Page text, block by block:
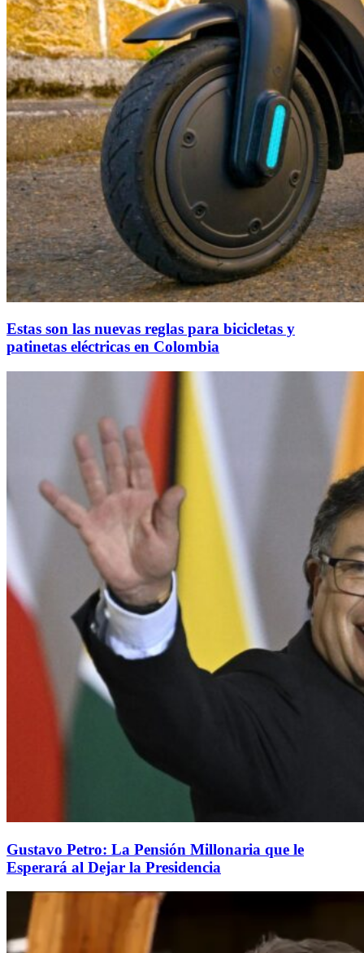
Estas son las nuevas reglas para bicicletas y
patinetas eléctricas en Colombia
Gustavo Petro: La Pensión Millonaria que le
Esperará al Dejar la Presidencia